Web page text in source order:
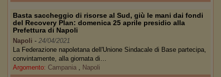
Basta saccheggio di risorse al Sud, giù le mani dai fondi
del Recovery Plan: domenica 25 aprile presidio alla
Prefettura di Napoli
Napoli - 24/04/2021
La Federazione napoletana dell'Unione Sindacale di Base partecipa,
convintamente, alla giornata di…
Argomento: Campania , Napoli